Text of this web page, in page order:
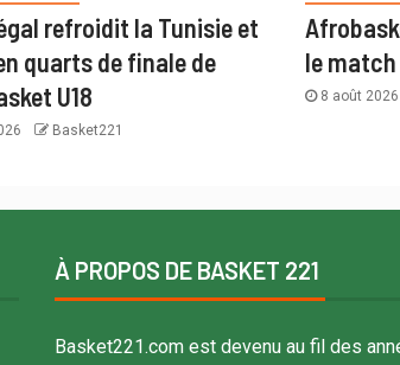
refroidit la Tunisie et
quarts de finale de
U18
Basket221
le match
8 août 2026
À PROPOS DE BASKET 221
Basket221.com est devenu au fil des